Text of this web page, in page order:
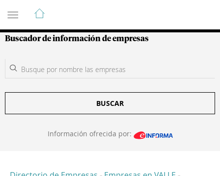
Guía de Empresas Colombianas
Buscador de información de empresas
BUSCAR
Información ofrecida por: